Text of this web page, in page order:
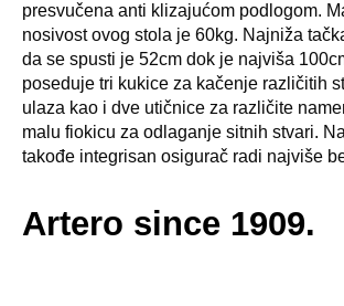
presvučena anti klizajućom podlogom.
nosivost ovog stola je 60kg. Najniža
da se spusti je 52cm dok je najviša
poseduje tri kukice za kačenje različitih
ulaza kao i dve utičnice za različite
malu fiokicu za odlaganje sitnih stvari.
takođe integrisan osigurač radi najviše
Artero since 1909.